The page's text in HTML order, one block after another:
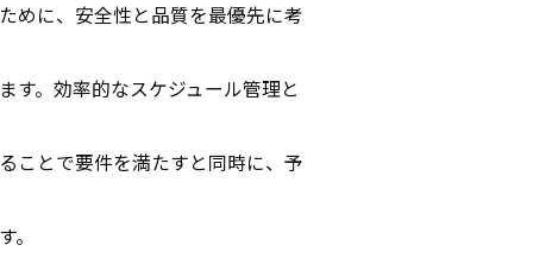
めに、安全性と品質を最優先に考
ます。効率的なスケジュール管理と
ことで要件を満たすと同時に、予